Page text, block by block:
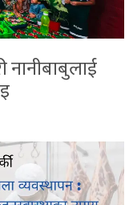
नानीबाबुलाई